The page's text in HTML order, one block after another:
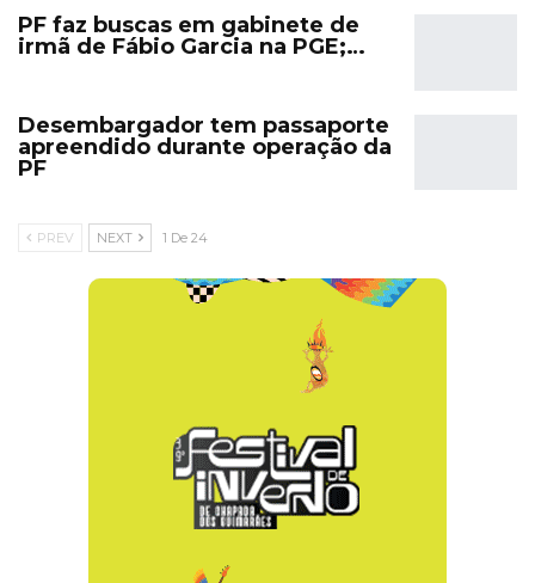
PF faz buscas em gabinete de
irmã de Fábio Garcia na PGE;…
Desembargador tem passaporte
apreendido durante operação da
PF
PREV NEXT 1 De 24